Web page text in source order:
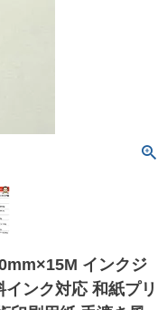
インクジ
ンク対応 和紙プリ